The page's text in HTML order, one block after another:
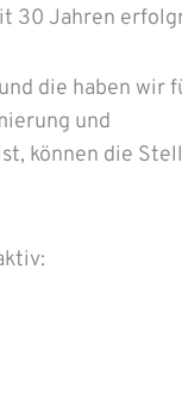
30 Jahren
die haben wir
und
können die